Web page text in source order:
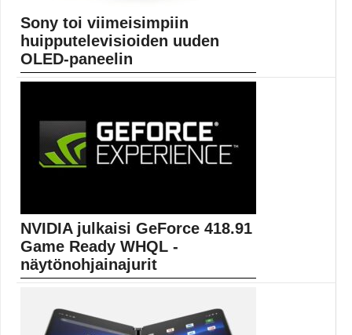
Sony toi viimeisimpiin
huipputelevisioiden uuden
OLED-paneelin
NVIDIA julkaisi GeForce 418.91
Game Ready WHQL -
näytönohjainajurit
reunanpehmennykselle Battlefield V -pelissä....
Anthem